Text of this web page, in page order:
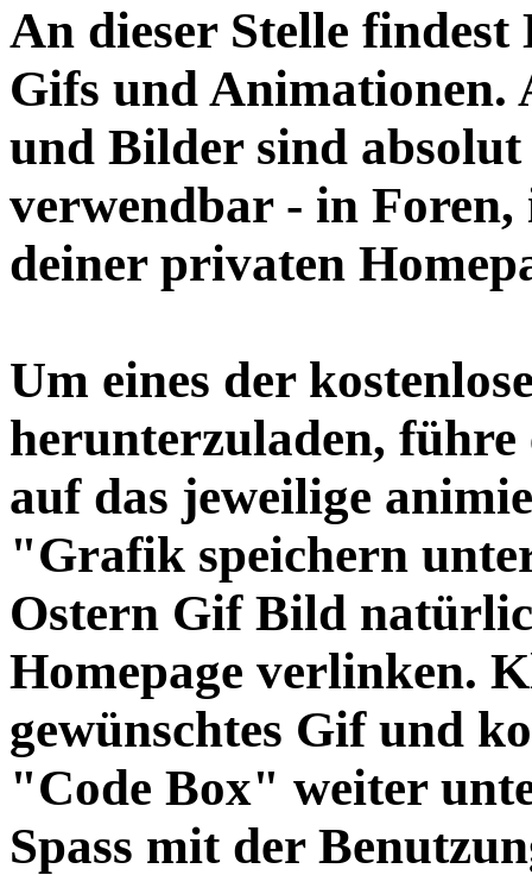
An dieser Stelle
Gifs und Animationen.
und Bilder sind
verwendbar - in
deiner privaten
Um eines der
herunterzuladen,
auf das jeweilige
"Grafik speichern
Ostern Gif Bild
Homepage verlinken.
gewünschtes Gif und
"Code Box" weiter
Spass mit der